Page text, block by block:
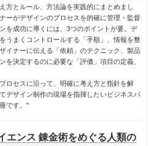
方とルール、方法論を実践的にまとめまし
ーがデザインのプロセスを的確に管理・監督
を成功に導くには、3つのポイントが要。デ
うまくコントロールする「手順」、情報を整
イナーに伝える「依頼」のテクニック、製品
を決定するのに必要な「評価」項目の定義、
ロセスに沿って、明確に考え方と指針を解
デザイン制作の現場を指揮したいビジネスパ
です。"
エンス 錬金術をめぐる人類の